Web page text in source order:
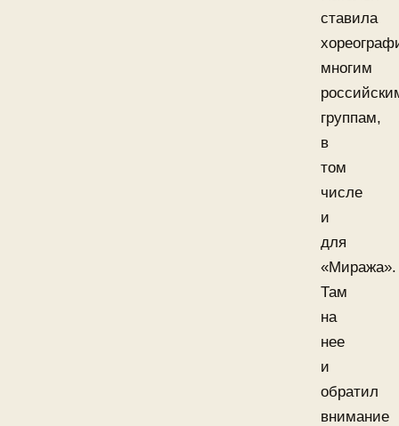
ставила
многим
группам,
в
том
числе
и
для
«Миража».
Там
на
нее
и
обратил
внимание